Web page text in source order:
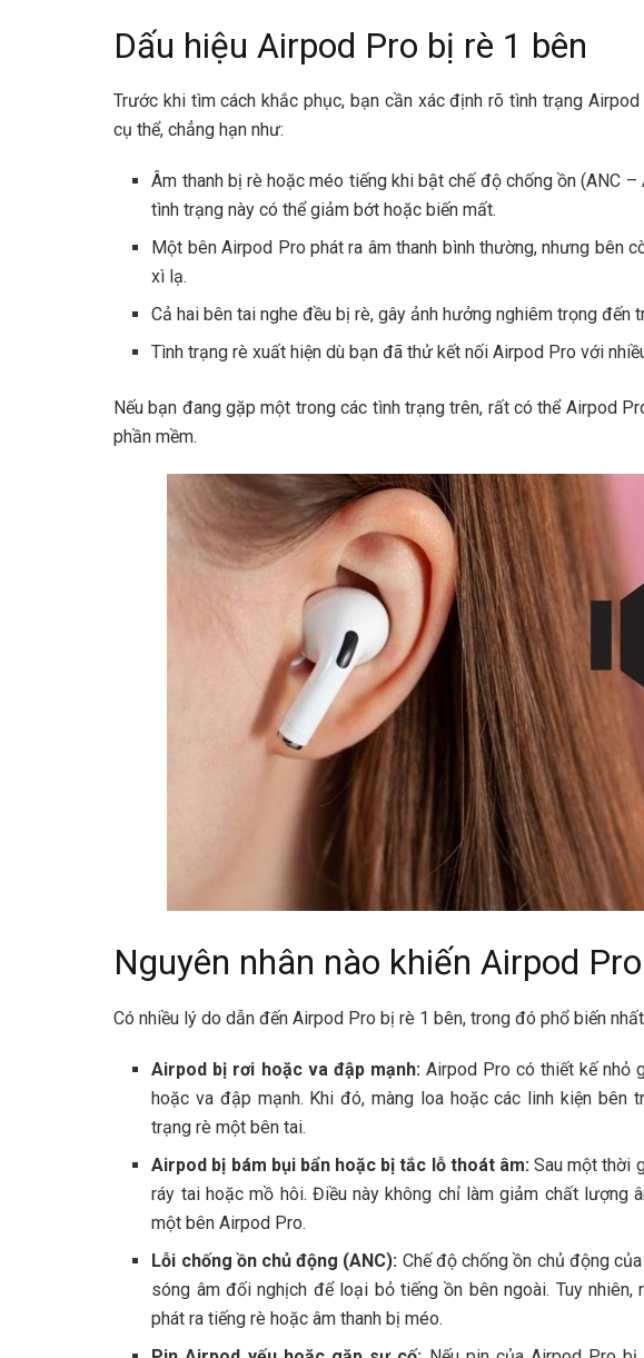
Dấu hiệu Airpod Pro bị rè 1 bên
Trước khi tìm cách khắc phục, bạn cần xác định rõ tình trạng
cụ thể, chẳng hạn như:
Âm thanh bị rè hoặc méo tiếng khi bật chế độ chống ồn (ANC
tình trạng này có thể giảm bớt hoặc biến mất.
Một bên Airpod Pro phát ra âm thanh bình thường, nhưng bên
xì lạ.
Cả hai bên tai nghe đều bị rè, gây ảnh hưởng nghiêm trọng đến
Tình trạng rè xuất hiện dù bạn đã thử kết nối Airpod Pro với
Nếu bạn đang gặp một trong các tình trạng trên, rất có thể Airpod
phần mềm.
Nguyên nhân nào khiến Airpod
Có nhiều lý do dẫn đến Airpod Pro bị rè 1 bên, trong đó phổ biến
Airpod bị rơi hoặc va đập mạnh:Airpod Pro có thiết kế nhỏ
hoặc va đập mạnh. Khi đó, màng loa hoặc các linh kiện bên
trạng rè một bên tai.
Airpod bị bám bụi bẩn hoặc bị tắc lỗ thoát âm:Sau một thời
ráy tai hoặc mồ hôi. Điều này không chỉ làm giảm chất lượng
một bên Airpod Pro.
Lỗi chống ồn chủ động (ANC): Chế độ chống ồn chủ động
sóng âm đối nghịch để loại bỏ tiếng ồn bên ngoài. Tuy
phát ra tiếng rè hoặc âm thanh bị méo.